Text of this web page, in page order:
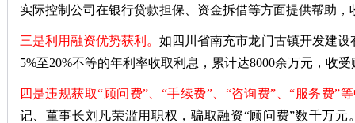
实际控制公司在银行贷款担保、资金拆借等方面提供帮助，
三是利用融资优势获利。如四川省南充市龙门古镇开发建
5%至20%不等的年利率收取利息，累计达8000余万元，收
四是违规获取“顾问费”、“手续费”、“咨询费”、“服务费”
记、董事长刘凡荣滥用职权，骗取融资“顾问费”数千万